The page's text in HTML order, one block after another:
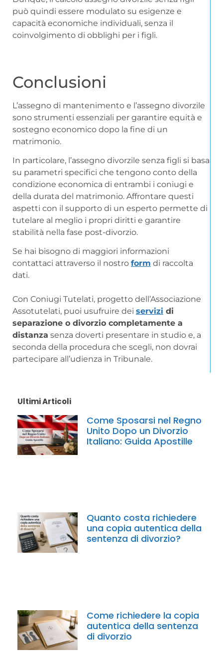
può quindi essere modulato su esigenze e
capacità economiche individuali, senza il
coinvolgimento di obblighi per i figli.
Conclusioni
L’assegno di mantenimento e l’assegno divorzile
sono strumenti essenziali per garantire equità e
sostegno economico dopo la fine di un
matrimonio.
In particolare, l’assegno divorzile senza figli si basa
su parametri specifici che tengono conto della
condizione economica di entrambi i coniugi e
della durata del matrimonio. Affrontare questi
aspetti con il supporto di un esperto permette di
tutelare al meglio i propri diritti e garantire
stabilità nella fase post-divorzio.
Se hai bisogno di maggiori informazioni
contattaci attraverso il nostro form di raccolta
dati.
Con Coniugi Tutelati, progetto dell’Associazione
Assotutelati, puoi usufruire dei servizi di
separazione o divorzio completamente a
distanza senza doverti presentare in studio e, a
seconda della procedura che scegli, non dovrai
partecipare all’udienza in Tribunale.
Ultimi Articoli
Come Sposarsi nel Regno
Unito Dopo un Divorzio
Italiano: Guida Apostille
Quanto costa richiedere
una copia autentica della
sentenza di divorzio?
Come richiedere la copia
autentica della sentenza
di divorzio